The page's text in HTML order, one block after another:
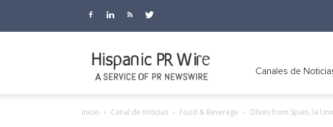
Canales de
Inicio Canal de noticias Food & Beverage Olives from Spain, la